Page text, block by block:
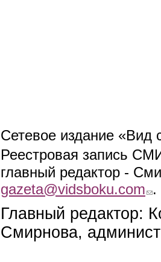
Сетевое издание «Вид
Реестровая запись
главный редактор -
gazeta@vidsboku.com (link
.
Главный редактор:
Смирнова,